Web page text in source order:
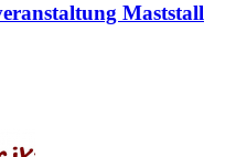
Maststall